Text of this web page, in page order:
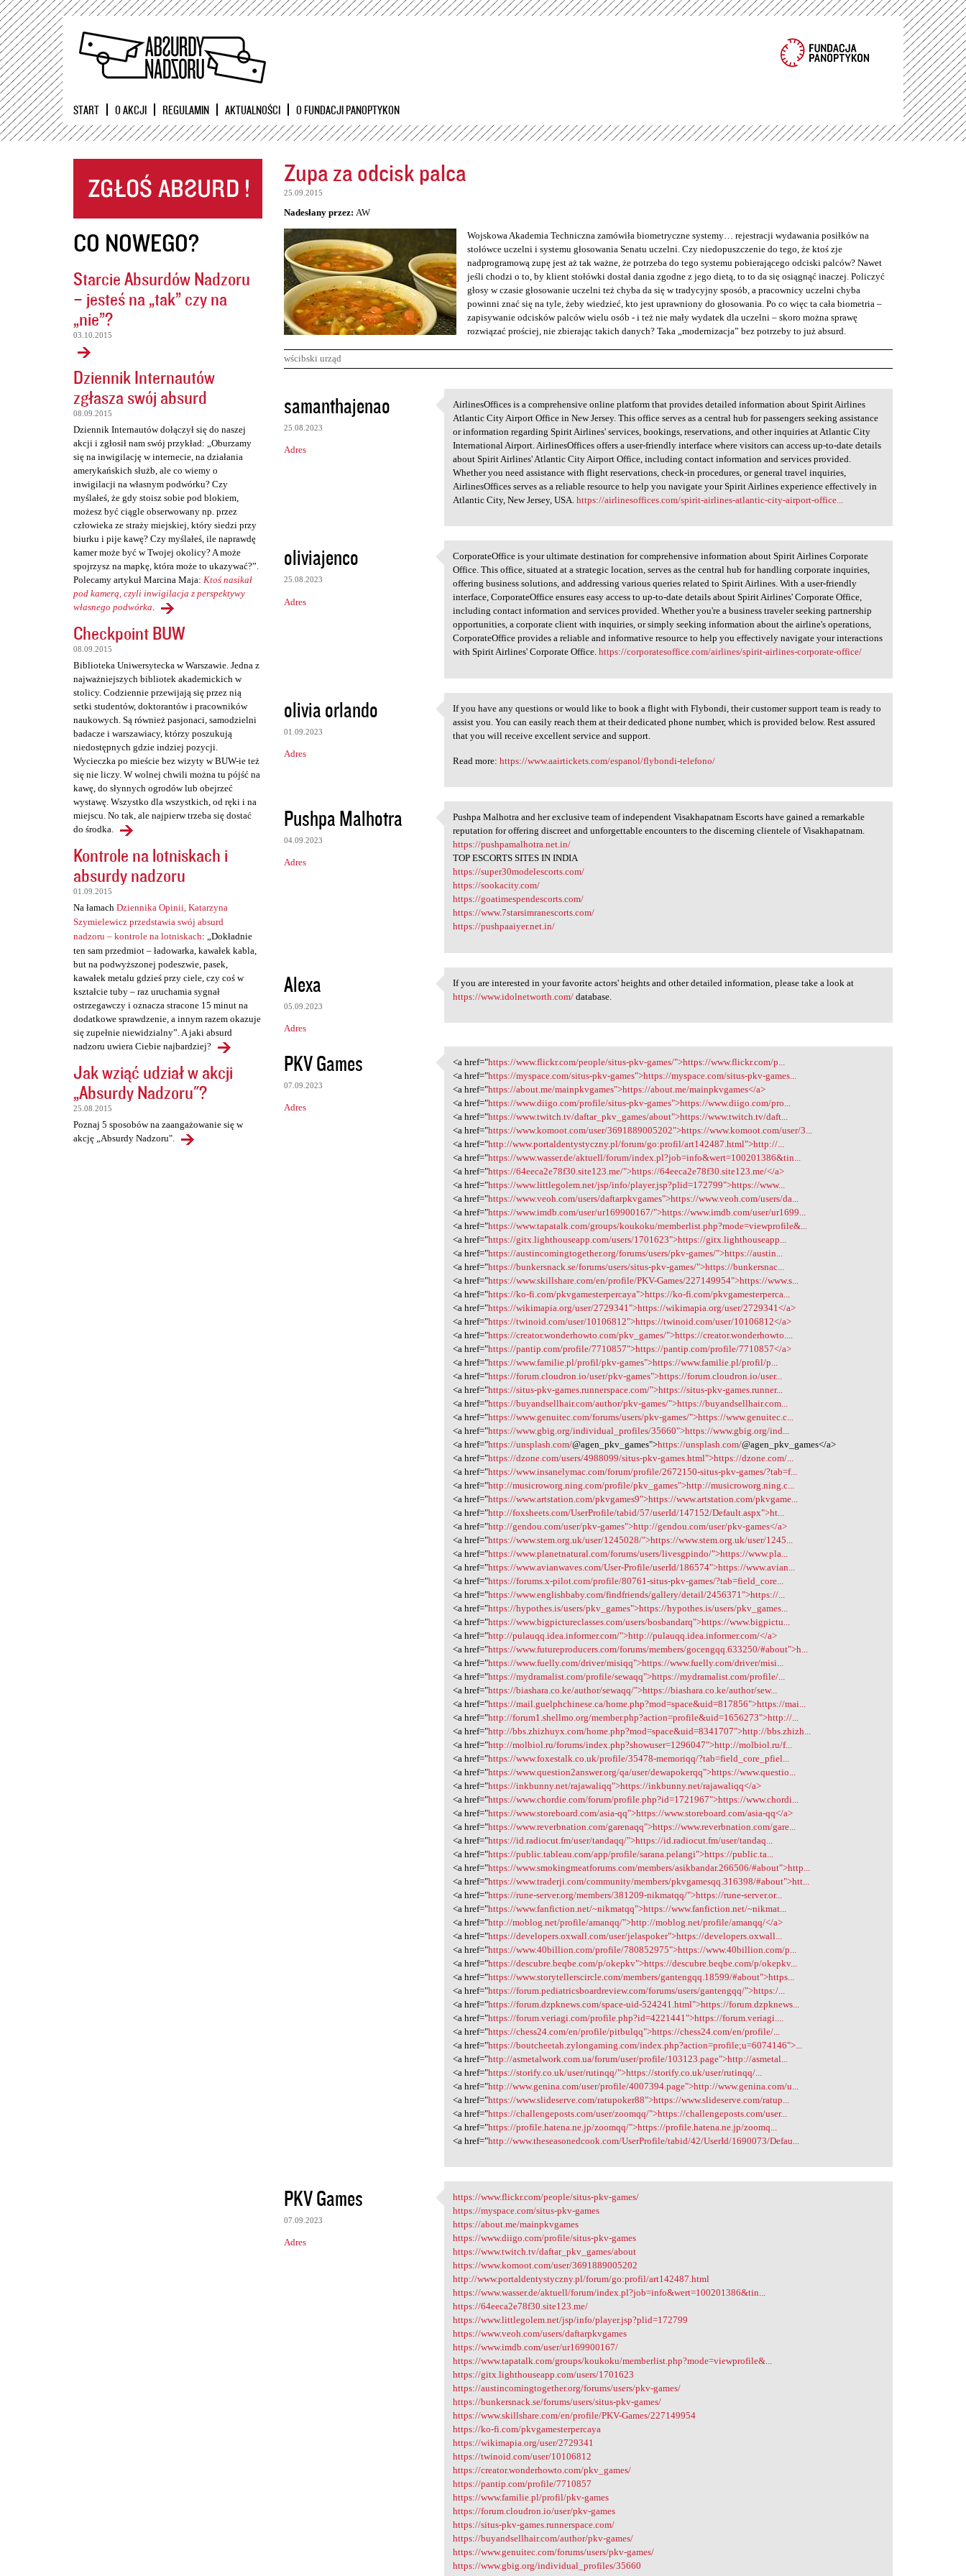
Przejdź
START O AKCJI REGULAMIN AKTUALNOŚCI O FUNDACJI PANOPTYKON
CO NOWEGO?
Starcie Absurdów Nadzoru
– jesteś na „tak” czy na
„nie”?
03.10.2015
Dziennik Internautów
zgłasza swój absurd
08.09.2015
Dziennik Internautów dołączył się do naszej
akcji i zgłosił nam swój przykład: „Oburzamy
się na inwigilację w internecie, na działania
amerykańskich służb, ale co wiemy o
inwigilacji na własnym podwórku? Czy
myślałeś, że gdy stoisz sobie pod blokiem,
możesz być ciągle obserwowany np. przez
człowieka ze straży miejskiej, który siedzi przy
biurku i pije kawę? Czy myślałeś, ile naprawdę
kamer może być w Twojej okolicy? A może
spojrzysz na mapkę, która może to ukazywać?”.
Polecamy artykuł Marcina Maja: Ktoś nasikał
pod kamerą, czyli inwigilacja z perspektywy
własnego podwórka.
Checkpoint BUW
08.09.2015
Biblioteka Uniwersytecka w Warszawie. Jedna z
najważniejszych bibliotek akademickich w
stolicy. Codziennie przewijają się przez nią
setki studentów, doktorantów i pracowników
naukowych. Są również pasjonaci, samodzielni
badacze i warszawiacy, którzy poszukują
niedostępnych gdzie indziej pozycji.
Wycieczka po mieście bez wizyty w BUW-ie też
się nie liczy. W wolnej chwili można tu pójść na
kawę, do słynnych ogrodów lub obejrzeć
wystawę. Wszystko dla wszystkich, od ręki i na
miejscu. No tak, ale najpierw trzeba się dostać
do środka.
Kontrole na lotniskach i
absurdy nadzoru
01.09.2015
Na łamach Dziennika Opinii, Katarzyna
Szymielewicz przedstawia swój absurd
nadzoru – kontrole na lotniskach: „Dokładnie
ten sam przedmiot – ładowarka, kawałek kabla,
but na podwyższonej podeszwie, pasek,
kawałek metalu gdzieś przy ciele, czy coś w
kształcie tuby – raz uruchamia sygnał
ostrzegawczy i oznacza stracone 15 minut na
dodatkowe sprawdzenie, a innym razem okazuje
się zupełnie niewidzialny”. A jaki absurd
nadzoru uwiera Ciebie najbardziej?
Jak wziąć udział w akcji
„Absurdy Nadzoru"?
25.08.2015
Poznaj 5 sposobów na zaangażowanie się w
akcję „Absurdy Nadzoru".
Zupa za odcisk palca
25.09.2015
Nadesłany przez: AW
Wojskowa Akademia Techniczna zamówiła biometryczne systemy… rejestracji wydawania posiłków na
stołówce uczelni i systemu głosowania Senatu uczelni. Czy niedopuszczenie do tego, że ktoś zje
nadprogramową zupę jest aż tak ważne, że potrzeba do tego systemu pobierającego odciski palców? Nawet
jeśli chodzi o to, by klient stołówki dostał dania zgodne z jego dietą, to to da się osiągnąć inaczej. Policzyć
głosy w czasie głosowanie uczelni też chyba da się w tradycyjny sposób, a pracownicy uczelni chyba
powinni znać się na tyle, żeby wiedzieć, kto jest uprawniony do głosowania. Po co więc ta cała biometria –
zapisywanie odcisków palców wielu osób - i też nie mały wydatek dla uczelni – skoro można sprawę
rozwiązać prościej, nie zbierając takich danych? Taka „modernizacja” bez potrzeby to już absurd.
wścibski urząd
K
o
m
e
z
e
samanthajenao
25.08.2023
Adres
AirlinesOffices is a
AirlinesOffices is a comprehensive online platform that provides detailed information about Spirit Airlines
Atlantic City Airport Office in New Jersey. This office serves as a central hub for passengers seeking assistance
or information regarding Spirit Airlines' services, bookings, reservations, and other inquiries at Atlantic City
International Airport. AirlinesOffices offers a user-friendly interface where visitors can access up-to-date details
about Spirit Airlines' Atlantic City Airport Office, including contact information and services provided.
Whether you need assistance with flight reservations, check-in procedures, or general travel inquiries,
AirlinesOffices serves as a reliable resource to help you navigate your Spirit Airlines experience effectively in
Atlantic City, New Jersey, USA.https://airlinesoffices.com/spirit-airlines-atlantic-city-airport-office...
oliviajenco
25.08.2023
Adres
CorporateOffice is your
CorporateOffice is your ultimate destination for comprehensive information about Spirit Airlines Corporate
Office. This office, situated at a strategic location, serves as the central hub for handling corporate inquiries,
offering business solutions, and addressing various queries related to Spirit Airlines. With a user-friendly
interface, CorporateOffice ensures easy access to up-to-date details about Spirit Airlines' Corporate Office,
including contact information and services provided. Whether you're a business traveler seeking partnership
opportunities, a corporate client with inquiries, or simply seeking information about the airline's operations,
CorporateOffice provides a reliable and informative resource to help you effectively navigate your interactions
with Spirit Airlines' Corporate Office.https://corporatesoffice.com/airlines/spirit-airlines-corporate-office/
olivia orlando
01.09.2023
Adres
If you have any questions or
If you have any questions or would like to book a flight with Flybondi, their customer support team is ready to
assist you. You can easily reach them at their dedicated phone number, which is provided below. Rest assured
that you will receive excellent service and support.
Read more:https://www.aairtickets.com/espanol/flybondi-telefono/
Pushpa Malhotra
04.09.2023
Adres
Pushpa Malhotra and her
Pushpa Malhotra and her exclusive team of independent Visakhapatnam Escorts have gained a remarkable
reputation for offering discreet and unforgettable encounters to the discerning clientele of Visakhapatnam.
https://pushpamalhotra.net.in/
TOP ESCORTS SITES IN INDIA
https://super30modelescorts.com/
https://sookacity.com/
https://goatimespendescorts.com/
https://www.7starsimranescorts.com/
https://pushpaaiyer.net.in/
Alexa
05.09.2023
Adres
If you are interested in your
If you are interested in your favorite actors' heights and other detailed information, please take a look at
https://www.idolnetworth.com/ database.
PKV Games
07.09.2023
Adres
<a href="https://www.flickr
<a href="https://www.flickr.com/people/situs-pkv-games/">https://www.flickr.com/p...
<a href="https://myspace.com/situs-pkv-games">https://myspace.com/situs-pkv-games...
<a href="https://about.me/mainpkvgames">https://about.me/mainpkvgames</a>
<a href="https://www.diigo.com/profile/situs-pkv-games">https://www.diigo.com/pro...
<a href="https://www.twitch.tv/daftar_pkv_games/about">https://www.twitch.tv/daft...
<a href="https://www.komoot.com/user/3691889005202">https://www.komoot.com/user/3...
<a href="http://www.portaldentystyczny.pl/forum/go:profil/art142487.html">http://...
<a href="https://www.wasser.de/aktuell/forum/index.pl?job=info&wert=100201386&tin...
<a href="https://64eeca2e78f30.site123.me/">https://64eeca2e78f30.site123.me/</a>
<a href="https://www.littlegolem.net/jsp/info/player.jsp?plid=172799">https://www...
<a href="https://www.veoh.com/users/daftarpkvgames">https://www.veoh.com/users/da...
<a href="https://www.imdb.com/user/ur169900167/">https://www.imdb.com/user/ur1699...
<a href="https://www.tapatalk.com/groups/koukoku/memberlist.php?mode=viewprofile&...
<a href="https://gitx.lighthouseapp.com/users/1701623">https://gitx.lighthouseapp...
<a href="https://austincomingtogether.org/forums/users/pkv-games/">https://austin...
<a href="https://bunkersnack.se/forums/users/situs-pkv-games/">https://bunkersnac...
<a href="https://www.skillshare.com/en/profile/PKV-Games/227149954">https://www.s...
<a href="https://ko-fi.com/pkvgamesterpercaya">https://ko-fi.com/pkvgamesterperca...
<a href="https://wikimapia.org/user/2729341">https://wikimapia.org/user/2729341</a>
<a href="https://twinoid.com/user/10106812">https://twinoid.com/user/10106812</a>
<a href="https://creator.wonderhowto.com/pkv_games/">https://creator.wonderhowto....
<a href="https://pantip.com/profile/7710857">https://pantip.com/profile/7710857</a>
<a href="https://www.familie.pl/profil/pkv-games">https://www.familie.pl/profil/p...
<a href="https://forum.cloudron.io/user/pkv-games">https://forum.cloudron.io/user...
<a href="https://situs-pkv-games.runnerspace.com/">https://situs-pkv-games.runner...
<a href="https://buyandsellhair.com/author/pkv-games/">https://buyandsellhair.com...
<a href="https://www.genuitec.com/forums/users/pkv-games/">https://www.genuitec.c...
<a href="https://www.gbig.org/individual_profiles/35660">https://www.gbig.org/ind...
<a href="https://unsplash.com/@agen_pkv_games">https://unsplash.com/@agen_pkv_games</a>
<a href="https://dzone.com/users/4988099/situs-pkv-games.html">https://dzone.com/...
<a href="https://www.insanelymac.com/forum/profile/2672150-situs-pkv-games/?tab=f...
<a href="http://musicroworg.ning.com/profile/pkv_games">http://musicroworg.ning.c...
<a href="https://www.artstation.com/pkvgames9">https://www.artstation.com/pkvgame...
<a href="http://foxsheets.com/UserProfile/tabid/57/userId/147152/Default.aspx">ht...
<a href="http://gendou.com/user/pkv-games">http://gendou.com/user/pkv-games</a>
<a href="https://www.stem.org.uk/user/1245028/">https://www.stem.org.uk/user/1245...
<a href="https://www.planetnatural.com/forums/users/livesgpindo/">https://www.pla...
<a href="https://www.avianwaves.com/User-Profile/userId/186574">https://www.avian...
<a href="https://forums.x-pilot.com/profile/80761-situs-pkv-games/?tab=field_core...
<a href="https://www.englishbaby.com/findfriends/gallery/detail/2456371">https://...
<a href="https://hypothes.is/users/pkv_games">https://hypothes.is/users/pkv_games...
<a href="https://www.bigpictureclasses.com/users/bosbandarq">https://www.bigpictu...
<a href="http://pulauqq.idea.informer.com/">http://pulauqq.idea.informer.com/</a>
<a href="https://www.futureproducers.com/forums/members/gocengqq.633250/#about">h...
<a href="https://www.fuelly.com/driver/misiqq">https://www.fuelly.com/driver/misi...
<a href="https://mydramalist.com/profile/sewaqq">https://mydramalist.com/profile/...
<a href="https://biashara.co.ke/author/sewaqq/">https://biashara.co.ke/author/sew...
<a href="https://mail.guelphchinese.ca/home.php?mod=space&uid=817856">https://mai...
<a href="http://forum1.shellmo.org/member.php?action=profile&uid=1656273">http://...
<a href="http://bbs.zhizhuyx.com/home.php?mod=space&uid=8341707">http://bbs.zhizh...
<a href="http://molbiol.ru/forums/index.php?showuser=1296047">http://molbiol.ru/f...
<a href="https://www.foxestalk.co.uk/profile/35478-memoriqq/?tab=field_core_pfiel...
<a href="https://www.question2answer.org/qa/user/dewapokerqq">https://www.questio...
<a href="https://inkbunny.net/rajawaliqq">https://inkbunny.net/rajawaliqq</a>
<a href="https://www.chordie.com/forum/profile.php?id=1721967">https://www.chordi...
<a href="https://www.storeboard.com/asia-qq">https://www.storeboard.com/asia-qq</a>
<a href="https://www.reverbnation.com/garenaqq">https://www.reverbnation.com/gare...
<a href="https://id.radiocut.fm/user/tandaqq/">https://id.radiocut.fm/user/tandaq...
<a href="https://public.tableau.com/app/profile/sarana.pelangi">https://public.ta...
<a href="https://www.smokingmeatforums.com/members/asikbandar.266506/#about">http...
<a href="https://www.traderji.com/community/members/pkvgamesqq.316398/#about">htt...
<a href="https://rune-server.org/members/381209-nikmatqq/">https://rune-server.or...
<a href="https://www.fanfiction.net/~nikmatqq">https://www.fanfiction.net/~nikmat...
<a href="http://moblog.net/profile/amanqq/">http://moblog.net/profile/amanqq/</a>
<a href="https://developers.oxwall.com/user/jelaspoker">https://developers.oxwall...
<a href="https://www.40billion.com/profile/780852975">https://www.40billion.com/p...
<a href="https://descubre.beqbe.com/p/okepkv">https://descubre.beqbe.com/p/okepkv...
<a href="https://www.storytellerscircle.com/members/gantengqq.18599/#about">https...
<a href="https://forum.pediatricsboardreview.com/forums/users/gantengqq/">https:/...
<a href="https://forum.dzpknews.com/space-uid-524241.html">https://forum.dzpknews...
<a href="https://forum.veriagi.com/profile.php?id=4221441">https://forum.veriagi....
<a href="https://chess24.com/en/profile/pitbulqq">https://chess24.com/en/profile/...
<a href="https://boutcheetah.zylongaming.com/index.php?action=profile;u=6074146">...
<a href="http://asmetalwork.com.ua/forum/user/profile/103123.page">http://asmetal...
<a href="https://storify.co.uk/user/rutinqq/">https://storify.co.uk/user/rutinqq/...
<a href="http://www.genina.com/user/profile/4007394.page">http://www.genina.com/u...
<a href="https://www.slideserve.com/ratupoker88">https://www.slideserve.com/ratup...
<a href="https://challengeposts.com/user/zoomqq/">https://challengeposts.com/user...
<a href="https://profile.hatena.ne.jp/zoomqq/">https://profile.hatena.ne.jp/zoomq...
<a href="http://www.theseasonedcook.com/UserProfile/tabid/42/UserId/1690073/Defau...
PKV Games
07.09.2023
Adres
https://www.flickr.com/people
https://www.flickr.com/people/situs-pkv-games/
https://myspace.com/situs-pkv-games
https://about.me/mainpkvgames
https://www.diigo.com/profile/situs-pkv-games
https://www.twitch.tv/daftar_pkv_games/about
https://www.komoot.com/user/3691889005202
http://www.portaldentystyczny.pl/forum/go:profil/art142487.html
https://www.wasser.de/aktuell/forum/index.pl?job=info&wert=100201386&tin...
https://64eeca2e78f30.site123.me/
https://www.littlegolem.net/jsp/info/player.jsp?plid=172799
https://www.veoh.com/users/daftarpkvgames
https://www.imdb.com/user/ur169900167/
https://www.tapatalk.com/groups/koukoku/memberlist.php?mode=viewprofile&...
https://gitx.lighthouseapp.com/users/1701623
https://austincomingtogether.org/forums/users/pkv-games/
https://bunkersnack.se/forums/users/situs-pkv-games/
https://www.skillshare.com/en/profile/PKV-Games/227149954
https://ko-fi.com/pkvgamesterpercaya
https://wikimapia.org/user/2729341
https://twinoid.com/user/10106812
https://creator.wonderhowto.com/pkv_games/
https://pantip.com/profile/7710857
https://www.familie.pl/profil/pkv-games
https://forum.cloudron.io/user/pkv-games
https://situs-pkv-games.runnerspace.com/
https://buyandsellhair.com/author/pkv-games/
https://www.genuitec.com/forums/users/pkv-games/
https://www.gbig.org/individual_profiles/35660